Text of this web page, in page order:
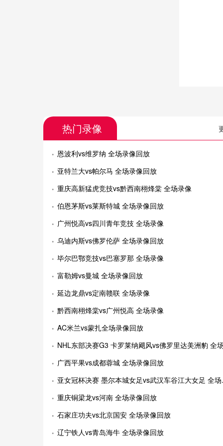
热门录像
恩波利vs维罗纳 全场录像回放
亚特兰大vs帕尔马 全场录像回放
重庆高新猛虎竞技vs黔西南栩烽棠 全场录像
伯恩茅斯vs莱斯特城 全场录像回放
广州悦高vs四川青年竞技 全场录像
乌迪内斯vs佛罗伦萨 全场录像回放
毕尔巴鄂竞技vs巴塞罗那 全场录像
富勒姆vs曼城 全场录像回放
延边龙鼎vs定南赣联 全场录像
黔西南栩烽棠vs广州悦高 全场录像
AC米兰vs蒙扎全场录像回放
NHL东部决赛G3 卡罗莱纳飓风vs佛罗里达美洲豹 全场录像回
广西平果vs成都蓉城 全场录像回放
亚女冠杯决赛 墨尔本城女足vs武汉车谷江大女足 全场录像
重庆铜梁龙vs河南 全场录像回放
石家庄功夫vs北京国安 全场录像回放
辽宁铁人vs青岛海牛 全场录像回放